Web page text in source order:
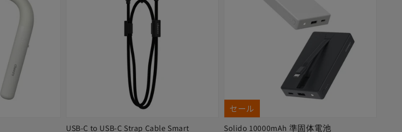
USB-C to USB-C Strap Cable Smart
セール
Solido 10000mAh 準固体電池